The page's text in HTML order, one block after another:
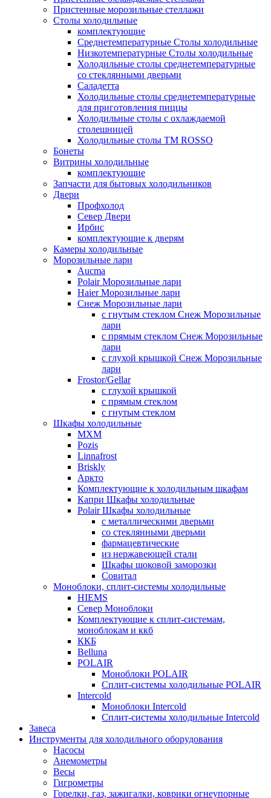
Пристенные морозильные стеллажи
Столы холодильные
комплектующие
Среднетемпературные Столы холодильные
Низкотемпературные Столы холодильные
Холодильные столы среднетемпературные
со стеклянными дверьми
Саладетта
Холодильные столы среднетемпературные
для приготовления пиццы
Холодильные столы с охлаждаемой
столешницей
Холодильные столы ТМ ROSSO
Бонеты
Витрины холодильные
комплектующие
Запчасти для бытовых холодильников
Двери
Профхолод
Север Двери
Ирбис
комплектующие к дверям
Камеры холодильные
Морозильные лари
Aucma
Polair Морозильные лари
Haier Морозильные лари
Снеж Морозильные лари
с гнутым стеклом Снеж Морозильные
лари
с прямым стеклом Снеж Морозильные
лари
с глухой крышкой Снеж Морозильные
лари
Frostor/Gellar
с глухой крышкой
с прямым стеклом
с гнутым стеклом
Шкафы холодильные
МХМ
Pozis
Linnafrost
Briskly
Аркто
Комплектующие к холодильным шкафам
Капри Шкафы холодильные
Polair Шкафы холодильные
с металлическими дверьми
со стеклянными дверьми
фармацевтические
из нержавеющей стали
Шкафы шоковой заморозки
Совитал
Моноблоки, сплит-системы холодильные
HIEMS
Север Моноблоки
Комплектующие к сплит-системам,
моноблокам и ккб
ККБ
Belluna
POLAIR
Моноблоки POLAIR
Сплит-системы холодильные POLAIR
Intercold
Моноблоки Intercold
Сплит-системы холодильные Intercold
Завеса
Инструменты для холодильного оборудования
Насосы
Анемометры
Весы
Гигрометры
Горелки, газ, зажигалки, коврики огнеупорные